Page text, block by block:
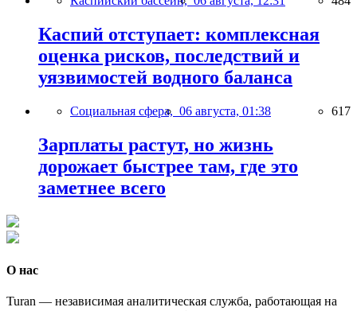
Каспий отступает: комплексная
оценка рисков, последствий и
уязвимостей водного баланса
Социальная сфера, 06 августа, 01:38 617
Зарплаты растут, но жизнь
дорожает быстрее там, где это
заметнее всего
О нас
Turan — независимая аналитическая служба, работающая на